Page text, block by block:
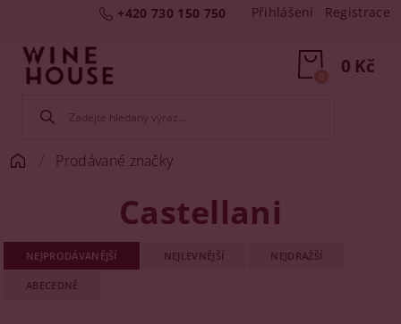
+420 730 150 750 Přihlášení Registrace
0 Kč
0
Prodávané značky
Castellani
NEJPRODÁVANĚJŠÍ NEJLEVNĚJŠÍ NEJDRAŽŠÍ
ABECEDNĚ